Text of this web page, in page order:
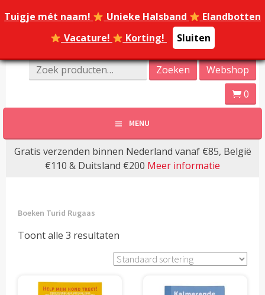
Tuigje mét naam! Unieke Halsband
Elandbotten
Vacature!
Korting! Sluiten
naar
Dierenoppas
Amersfoort | Webshop
bijzondere huisdier
producten!
Online Dierenwinkel Amersfoort
Zoeken
naar:
Zoeken
Webshop
0
MENU
Gratis verzenden binnen Nederland vanaf €85, België
€110 & Duitsland €200 Meer informatie
Boeken Turid Rugaas
Toont alle 3 resultaten
Tuigje mét naam! Unieke Halsband
Elandbotten
Vacature!
Korting! Sluiten